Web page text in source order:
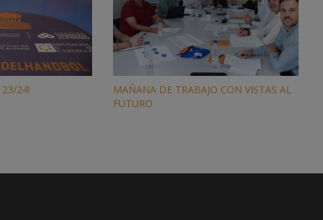
23/24!
MAÑANA DE TRABAJO CON VISTAS AL
FUTURO